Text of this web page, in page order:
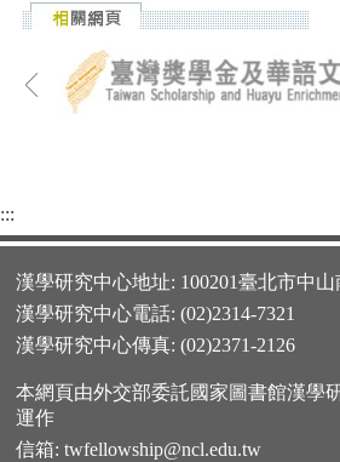
:::
漢學研究中心地址: 100201臺北市中山
漢學研究中心電話: (02)2314-7321
漢學研究中心傳真: (02)2371-2126
本網頁由外交部委託國家圖書館漢學
運作
信箱: twfellowship@ncl.edu.tw